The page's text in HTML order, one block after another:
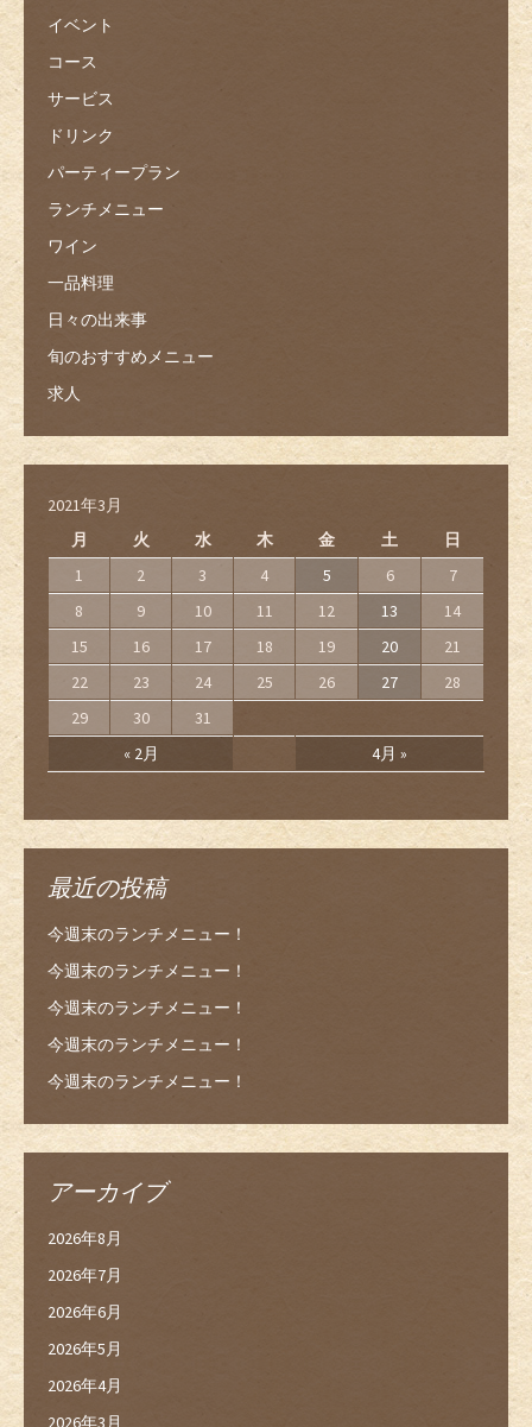
イベント
コース
サービス
ドリンク
パーティープラン
ランチメニュー
ワイン
一品料理
日々の出来事
旬のおすすめメニュー
求人
2021年3月
月
火 水 木 金 土 日
« 2月 4月 »
1 2 3 4 5 6
7
8
9 10 11 12 13
14
15
16 17 18 19 20
21
22
23 24 25 26 27
28
29
30 31
最近の投稿
今週末のランチメニュー！
今週末のランチメニュー！
今週末のランチメニュー！
今週末のランチメニュー！
今週末のランチメニュー！
アーカイブ
2026年8月
2026年7月
2026年6月
2026年5月
2026年4月
2026年3月